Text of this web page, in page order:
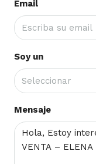
Email
Soy un
Seleccionar
Mensaje